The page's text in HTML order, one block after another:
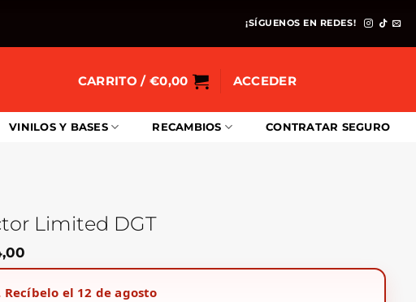
¡SÍGUENOS EN REDES!
CARRITO / €0,00 ACCEDER
VINILOS Y BASES RECAMBIOS CONTRATAR SEGURO
Limited DGT
precio
es:
Recíbelo el 12 de agosto